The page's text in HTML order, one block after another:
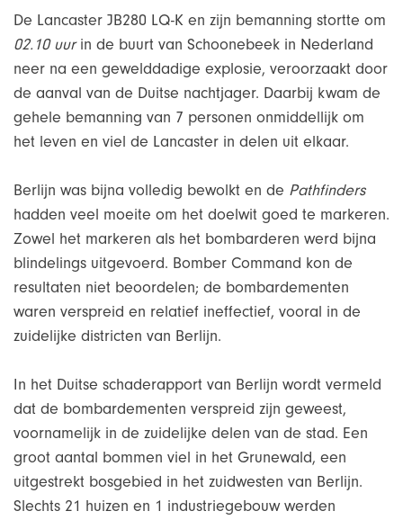
De Lancaster JB280 LQ-K en zijn bemanning stortte om
02.10 uurin de buurt van Schoonebeek in Nederland
neer na een gewelddadige explosie, veroorzaakt door
de aanval van de Duitse nachtjager. Daarbij kwam de
gehele bemanning van 7 personen onmiddellijk om
het leven en viel de Lancaster in delen uit elkaar.
Berlijn was bijna volledig bewolkt en de Pathfinders
hadden veel moeite om het doelwit goed te markeren.
Zowel het markeren als het bombarderen werd bijna
blindelings uitgevoerd. Bomber Command kon de
resultaten niet beoordelen; de bombardementen
waren verspreid en relatief ineffectief, vooral in de
zuidelijke districten van Berlijn.
In het Duitse schaderapport van Berlijn wordt vermeld
dat de bombardementen verspreid zijn geweest,
voornamelijk in de zuidelijke delen van de stad. Een
groot aantal bommen viel in het Grunewald, een
uitgestrekt bosgebied in het zuidwesten van Berlijn.
Slechts 21 huizen en 1 industriegebouw werden